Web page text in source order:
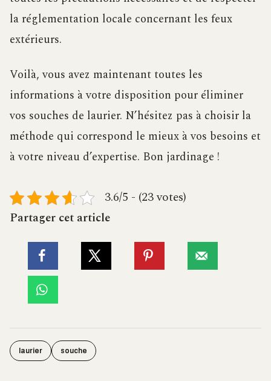
la réglementation locale concernant les feux
extérieurs.
Voilà, vous avez maintenant toutes les
informations à votre disposition pour éliminer
vos souches de laurier. N’hésitez pas à choisir la
méthode qui correspond le mieux à vos besoins et
à votre niveau d’expertise. Bon jardinage !
3.6/5 - (23 votes)
Partager cet article
laurier souche